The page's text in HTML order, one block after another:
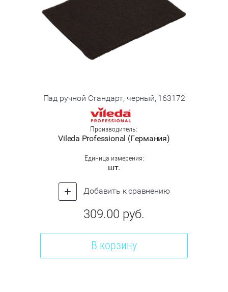
Пад ручной Стандарт, черный, 163172
Производитель:
Vileda Professional (Германия)
Единица измерения:
шт.
Добавить к сравнению
309.00 руб.
В корзину